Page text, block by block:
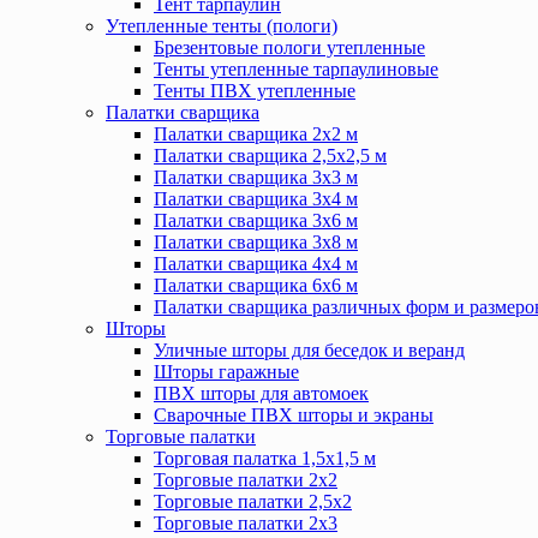
Тент тарпаулин
Утепленные тенты (пологи)
Брезентовые пологи утепленные
Тенты утепленные тарпаулиновые
Тенты ПВХ утепленные
Палатки сварщика
Палатки сварщика 2х2 м
Палатки сварщика 2,5х2,5 м
Палатки сварщика 3х3 м
Палатки сварщика 3х4 м
Палатки сварщика 3х6 м
Палатки сварщика 3х8 м
Палатки сварщика 4х4 м
Палатки сварщика 6х6 м
Палатки сварщика различных форм и
Шторы
Уличные шторы для беседок и веранд
Шторы гаражные
ПВХ шторы для автомоек
Сварочные ПВХ шторы и экраны
Торговые палатки
Торговая палатка 1,5х1,5 м
Торговые палатки 2х2
Торговые палатки 2,5х2
Торговые палатки 2х3